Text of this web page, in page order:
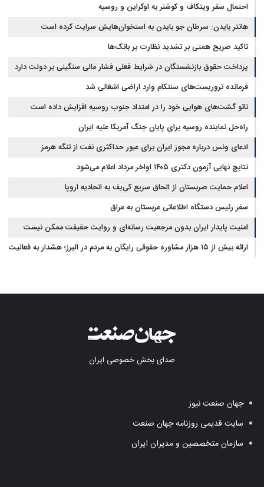
احتمال سفر ویتکاف و کوشنر به اوکراین و روسیه
هانتر بایدن: سرطان جو بایدن به استخوان‌هایش سرایت کرده است
تاکید صریح همتی بر تشدید نظارت بر بانک‌ها
پرداخت حقوق بازنشستگان در شرایط فعلی فشار مالی سنگینی بر دولت دارد
فرمانده تروریست‌های سنتکام وارد اراضی اشغالی شد
ناتو گشت‌های هوایی خود را در امتداد جنوب روسیه افزایش داده است
راه‌حل نماینده روسیه برای پایان جنگ آمریکا علیه ایران
ادعای ونس درباره مجوز ایران برای عبور حداکثری نفت از تنگه هرمز
نتایج نهایی آزمون دکتری ۱۴۰۵ اواخر مرداد اعلام می‌شود
اعلام حمایت صربستان از الحاق سریع کی‌یف به اتحادیه اروپا
سفر رئیس دستگاه اطلاعاتی عربستان به عراق
امنیت پایدار ایران بدون مرجعیت رسانه‌ای و روایت حقیقت ممکن نیست
ارائه بیش از ۱۵ هزار مشاوره حقوقی رایگان به مردم در البرز؛ هشدار به فعالیت
صدای بخش خصوصی ایران
جهان صنعت نیوز
سایت قدیمی روزنامه جهان صنعت
سازمان متخصصین و مدیران ایران